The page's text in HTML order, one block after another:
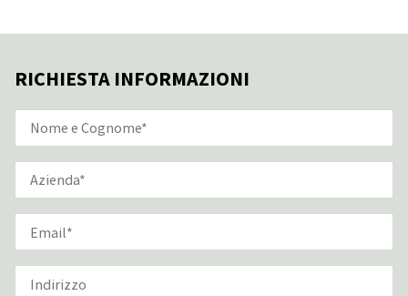
RICHIESTA INFORMAZIONI